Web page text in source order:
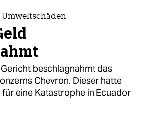
beschlagnahmt das
Chevron. Dieser hatte
eine Katastrophe in Ecuador